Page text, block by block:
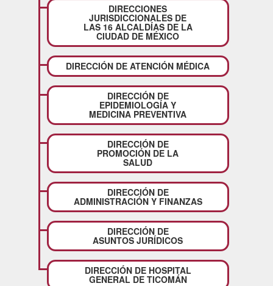
DIRECCIONES
JURISDICCIONALES DE
LAS 16 ALCALDÍAS DE LA
CIUDAD DE MÉXICO
DIRECCIÓN DE ATENCIÓN MÉDICA
DIRECCIÓN DE
EPIDEMIOLOGÍA Y
MEDICINA PREVENTIVA
DIRECCIÓN DE
PROMOCIÓN DE LA
SALUD
DIRECCIÓN DE
ADMINISTRACIÓN Y FINANZAS
DIRECCIÓN DE
ASUNTOS JURÍDICOS
DIRECCIÓN DE HOSPITAL
GENERAL DE TICOMÁN